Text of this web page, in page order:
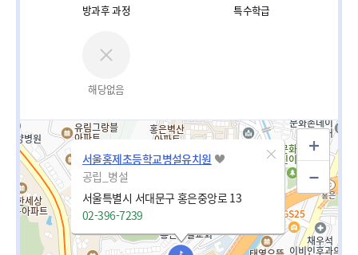
방과후 과정 특수학급
해당없음
서울홍제초등학교병설유치원
공립_병설
서울특별시 서대문구 홍은중앙로 13
02-396-7239